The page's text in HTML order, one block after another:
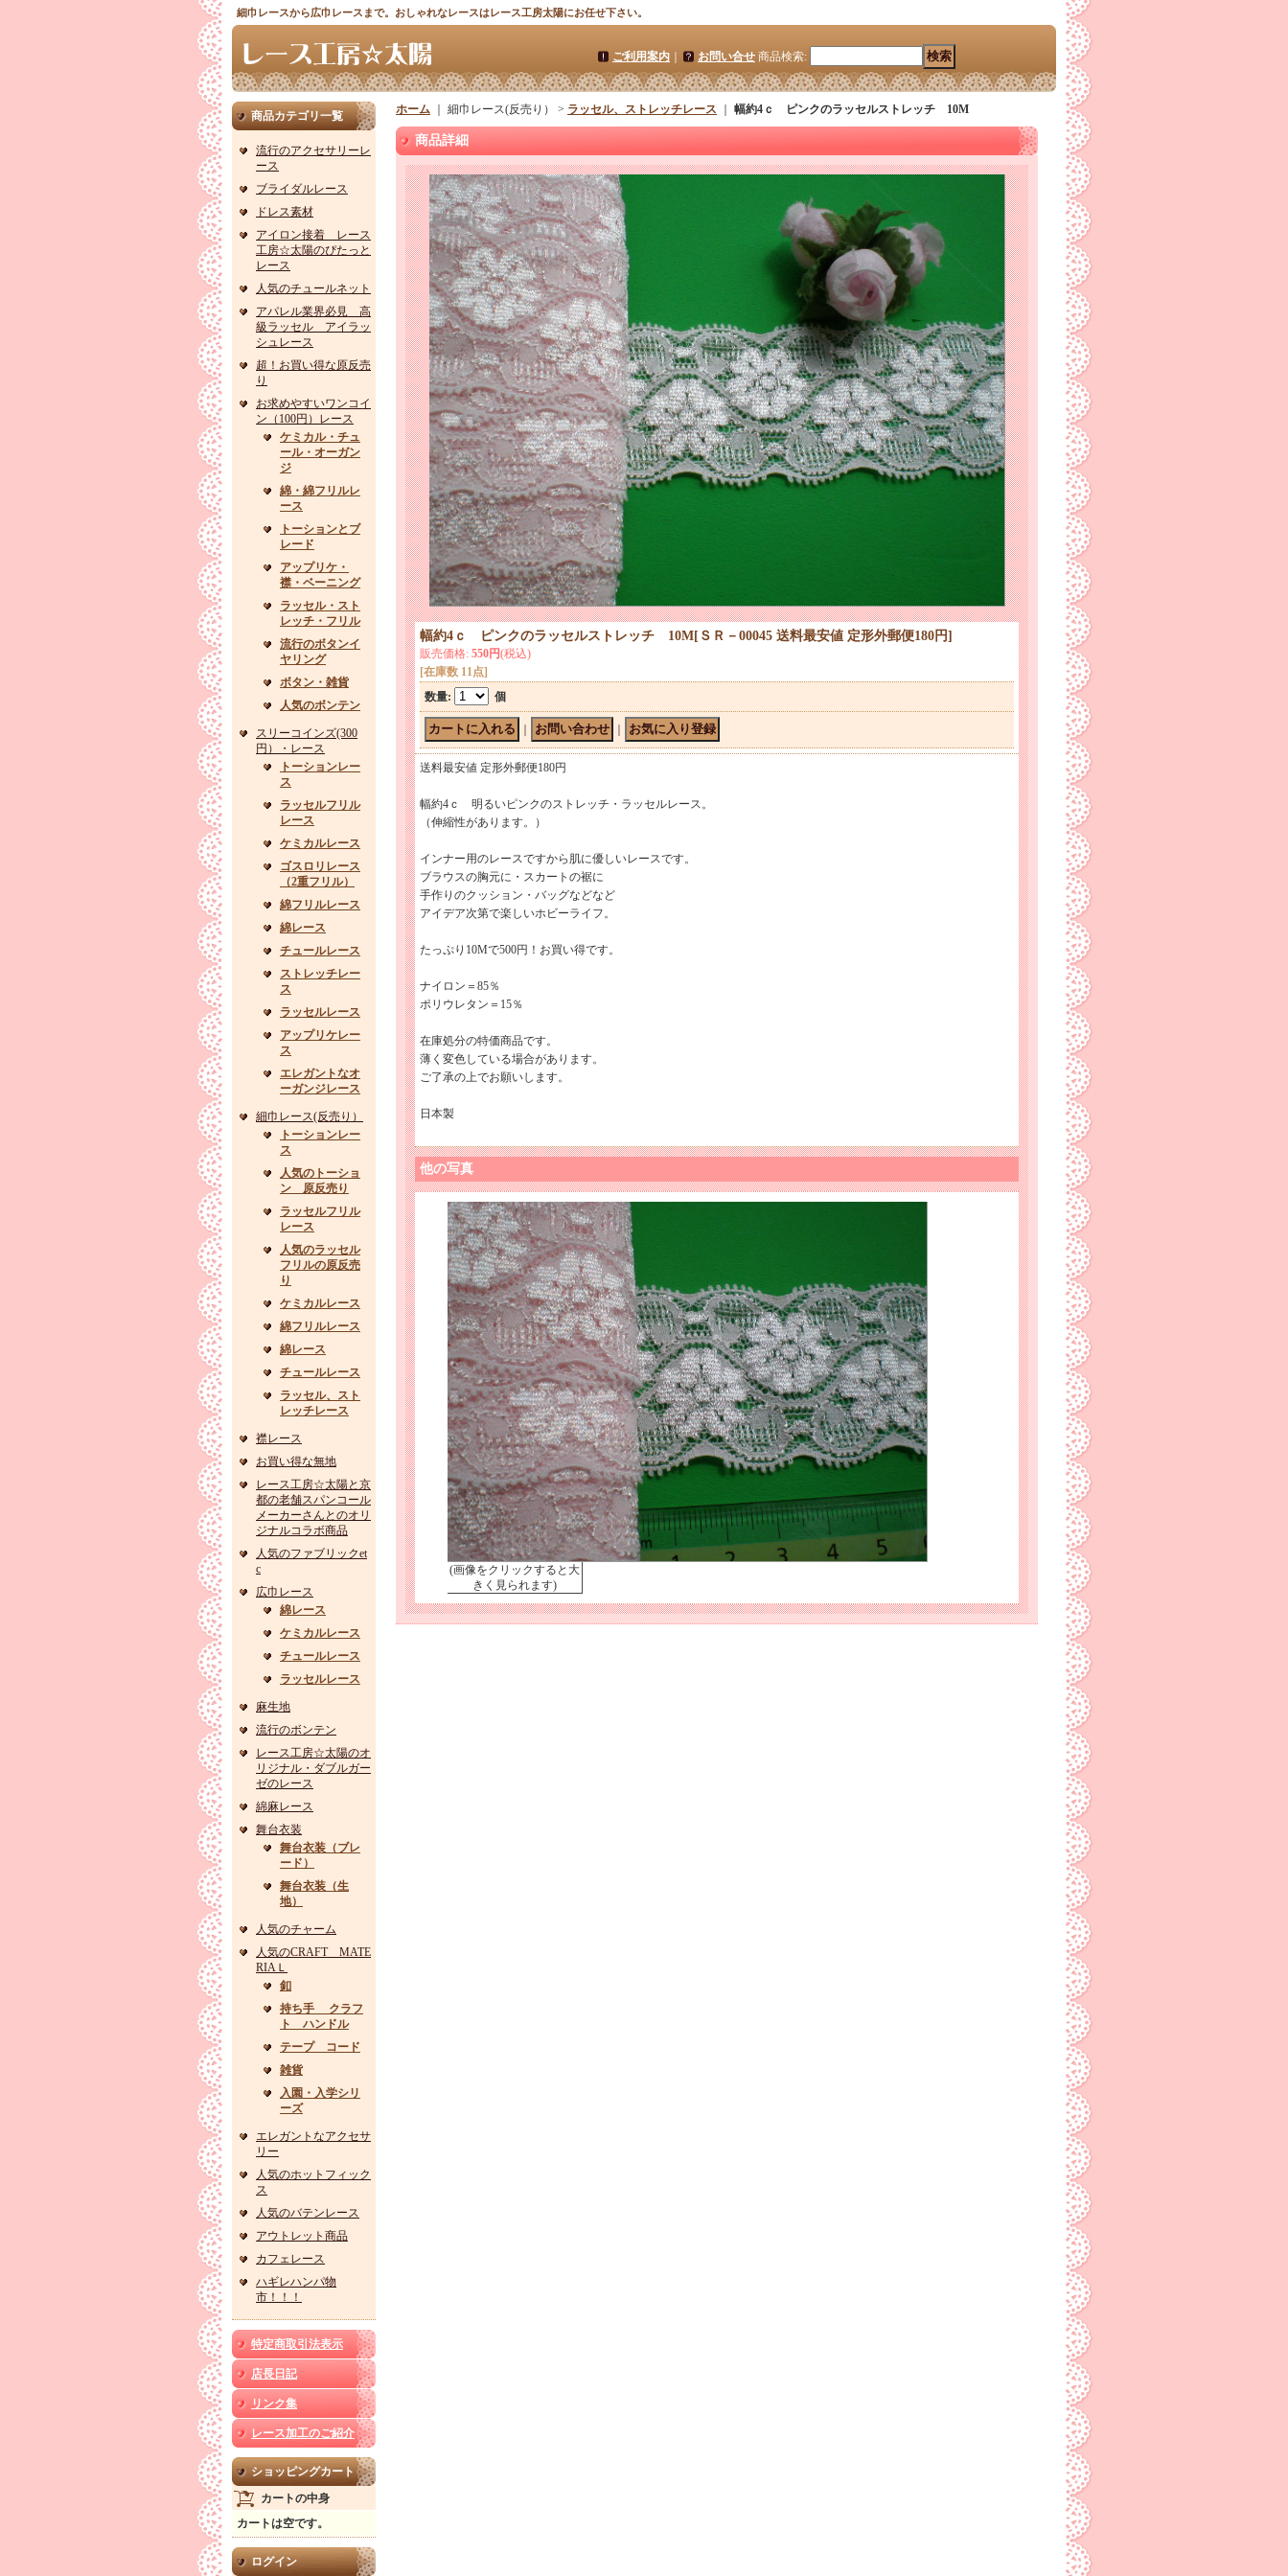
細巾レースから広巾レースまで。おしゃれなレースはレース工房太陽にお任せ下さい。
ご利用案内 お問い合せ 商品検索:
商品カテゴリ一覧
流行のアクセサリーレ
ース
ブライダルレース
ドレス素材
アイロン接着 レース
工房☆太陽のぴたっと
レース
人気のチュールネット
アパレル業界必見 高
級ラッセル アイラッ
シュレース
超！お買い得な原反売
り
お求めやすいワンコイ
ン（100円）レース
ケミカル・チュ
ール・オーガン
ジ
綿・綿フリルレ
ース
トーションとブ
レード
アップリケ・
襟・ベーニング
ラッセル・スト
レッチ・フリル
流行のボタンイ
ヤリング
ボタン・雑貨
人気のボンテン
スリーコインズ(300
円）・レース
トーションレー
ス
ラッセルフリル
レース
ケミカルレース
ゴスロリレース
（2重フリル）
綿フリルレース
綿レース
チュールレース
ストレッチレー
ス
ラッセルレース
アップリケレー
ス
エレガントなオ
ーガンジレース
細巾レース(反売り）
トーションレー
ス
人気のトーショ
ン 原反売り
ラッセルフリル
レース
人気のラッセル
フリルの原反売
り
ケミカルレース
綿フリルレース
綿レース
チュールレース
ラッセル、スト
レッチレース
襟レース
お買い得な無地
レース工房☆太陽と京
都の老舗スパンコール
メーカーさんとのオリ
ジナルコラボ商品
人気のファブリックet
c
広巾レース
綿レース
ケミカルレース
チュールレース
ラッセルレース
麻生地
流行のボンテン
レース工房☆太陽のオ
リジナル・ダブルガー
ゼのレース
綿麻レース
舞台衣装
舞台衣装（ブレ
ード）
舞台衣装（生
地）
人気のチャーム
人気のCRAFT MATE
RIAＬ
釦
持ち手 クラフ
ト ハンドル
テープ コード
雑貨
入園・入学シリ
ーズ
エレガントなアクセサ
リー
人気のホットフィック
ス
人気のバテンレース
アウトレット商品
カフェレース
ハギレハンパ物
市！！！
特定商取引法表示
店長日記
リンク集
レース加工のご紹介
ショッピングカート
カートの中身
カートは空です。
ログイン
ホーム ｜ 細巾レース(反売り） > ラッセル、ストレッチレース 幅約4ｃ ピンクのラッセルストレッチ 10M
商品詳細
幅約4ｃ ピンクのラッセルストレッチ 10M[ ＳＲ－00045 送料最安値 定形外郵便180円]
販売価格: 550円(税込)
[在庫数 11点]
数量: 個
送料最安値 定形外郵便180円
幅約4ｃ 明るいピンクのストレッチ・ラッセルレース。
（伸縮性があります。）
インナー用のレースですから肌に優しいレースです。
ブラウスの胸元に・スカートの裾に
手作りのクッション・バッグなどなど
アイデア次第で楽しいホビーライフ。
たっぷり10Mで500円！お買い得です。
ナイロン＝85％
ポリウレタン＝15％
在庫処分の特価商品です。
薄く変色している場合があります。
ご了承の上でお願いします。
日本製
他の写真
(画像をクリックすると大
きく見られます)